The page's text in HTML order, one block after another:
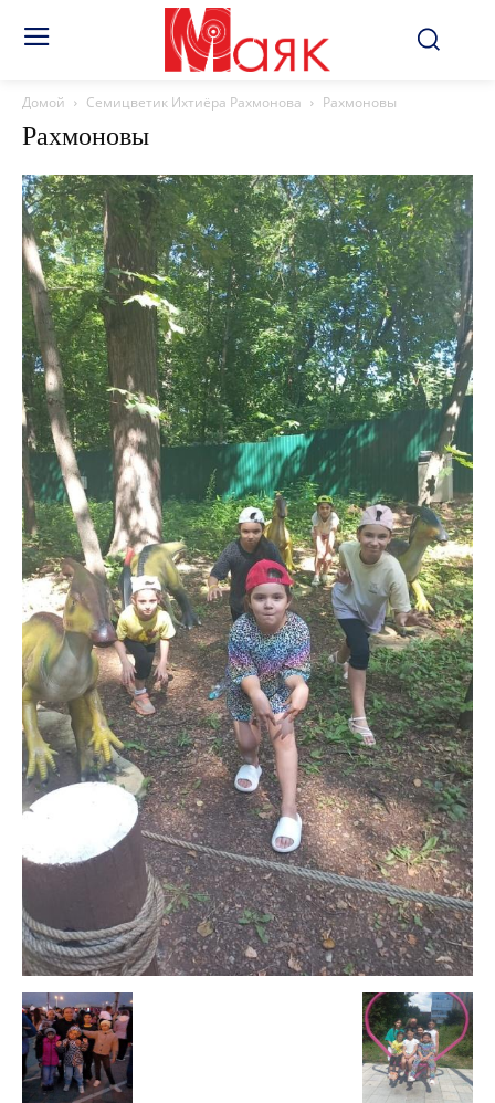
Домой Семицветик Ихтиёра Рахмонова Рахмоновы
Рахмоновы